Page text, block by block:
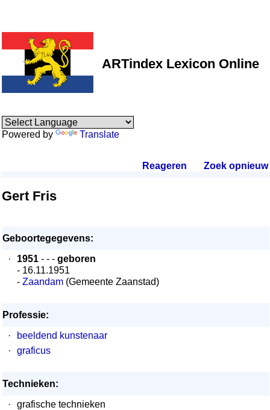
ARTindex Lexicon Online
Powered by Translate
Reageren Zoek opnieuw.
Gert Fris
Geboortegegevens:
·
1951 - - - geboren
- 16.11.1951
- Zaandam (Gemeente Zaanstad)
Professie:
·
beeldend kunstenaar
·
graficus
Technieken:
·
grafische technieken